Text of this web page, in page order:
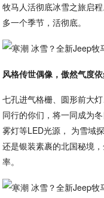
牧马人活彻底冰雪之旅启
多一个季节，活彻底。
风格传世偶像，傲然气度
七孔进气格栅、圆形前大
同行的你们，将一同成为
雾灯等LED光源， 为雪域
还是银装素裹的北国秘境
率。